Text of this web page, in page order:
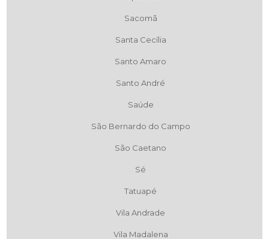
Sacomã
Santa Cecília
Santo Amaro
Santo André
Saúde
São Bernardo do Campo
São Caetano
Sé
Tatuapé
Vila Andrade
Vila Madalena